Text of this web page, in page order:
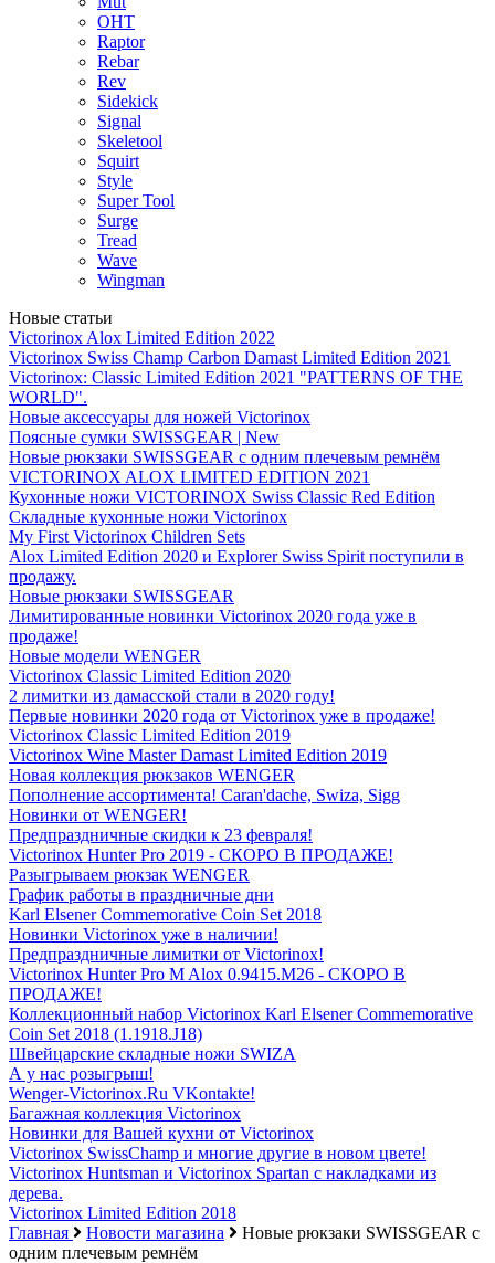
OHT
Raptor
Rebar
Rev
Sidekick
Signal
Skeletool
Squirt
Style
Super Tool
Surge
Tread
Wave
Wingman
Новые статьи
Victorinox Alox Limited Edition 2022
Victorinox Swiss Champ Carbon Damast Limited Edition 2021
Victorinox: Classic Limited Edition 2021 "PATTERNS OF THE
WORLD".
Новые аксессуары для ножей Victorinox
Поясные сумки SWISSGEAR | New
Новые рюкзаки SWISSGEAR с одним плечевым ремнём
VICTORINOX ALOX LIMITED EDITION 2021
Кухонные ножи VICTORINOX Swiss Classic Red Edition
Складные кухонные ножи Victorinox
My First Victorinox Children Sets
Alox Limited Edition 2020 и Explorer Swiss Spirit поступили в
продажу.
Новые рюкзаки SWISSGEAR
Лимитированные новинки Victorinox 2020 года уже в
продаже!
Новые модели WENGER
Victorinox Classic Limited Edition 2020
2 лимитки из дамасской стали в 2020 году!
Первые новинки 2020 года от Victorinox уже в продаже!
Victorinox Classic Limited Edition 2019
Victorinox Wine Master Damast Limited Edition 2019
Новая коллекция рюкзаков WENGER
Пополнение ассортимента! Caran'dache, Swiza, Sigg
Новинки от WENGER!
Предпраздничные скидки к 23 февраля!
Victorinox Hunter Pro 2019 - СКОРО В ПРОДАЖЕ!
Разыгрываем рюкзак WENGER
График работы в праздничные дни
Karl Elsener Commemorative Coin Set 2018
Новинки Victorinox уже в наличии!
Предпраздничные лимитки от Victorinox!
Victorinox Hunter Pro M Alox 0.9415.M26 - СКОРО В
ПРОДАЖЕ!
Коллекционный набор Victorinox Karl Elsener Commemorative
Coin Set 2018 (1.1918.J18)
Швейцарские складные ножи SWIZA
А у нас розыгрыш!
Wenger-Victorinox.Ru VKontakte!
Багажная коллекция Victorinox
Новинки для Вашей кухни от Victorinox
Victorinox SwissChamp и многие другие в новом цвете!
Victorinox Huntsman и Victorinox Spartan с накладками из
дерева.
Victorinox Limited Edition 2018
Главная
Новости магазина
Новые рюкзаки SWISSGEAR с
одним плечевым ремнём